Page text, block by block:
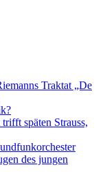
Traktat „De
späten Strauss,
des jungen